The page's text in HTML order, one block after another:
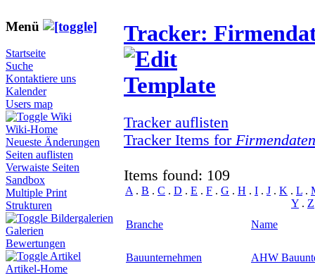
Menü
Startseite
Suche
Kontaktiere uns
Kalender
Users map
Wiki
Wiki-Home
Neueste Änderungen
Seiten auflisten
Verwaiste Seiten
Sandbox
Multiple Print
Strukturen
Bildergalerien
Galerien
Bewertungen
Artikel
Artikel-Home
Tracker:
Tracker auflisten
Tracker Items for
Items found: 109
A . B . C . D . E . F . G . H . I . J . K . L .
Y . Z
Branche
Name
Bauunternehmen AHW